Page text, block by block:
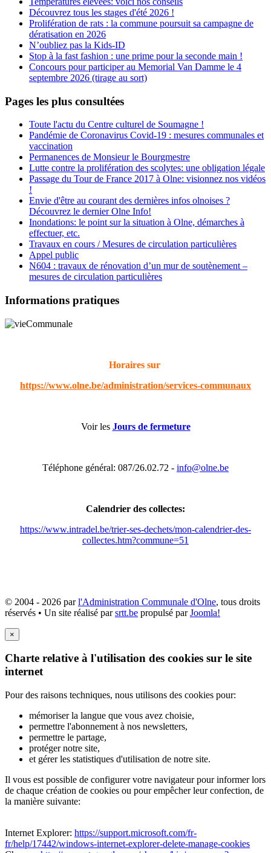
Découvrez tous les stages d'été 2026 !
Prolifération de rats : la commune poursuit sa campagne de
dératisation en 2026
N’oubliez pas la Kids-ID
Stop à la fast fashion : une prime pour la seconde main !
Concours pour participer au Memorial Van Damme le 4
septembre 2026 (tirage au sort)
Pages les plus consultées
Toute l'actu du Centre culturel de Soumagne !
Pandémie de Coronavirus Covid-19 : mesures communales et
vaccination
Permanences de Monsieur le Bourgmestre
Lutte contre la prolifération des scolytes: une obligation légale
Passage du Tour de France 2017 à Olne: visionnez nos vidéos
!
Envie d'être au courant des dernières infos olnoises ?
Découvrez le dernier Olne Info!
Inondations: le point sur la situation à Olne, démarches à
effectuer, etc.
Travaux en cours / Mesures de circulation particulières
Appel public
N604 : travaux de rénovation d’un mur de soutènement –
mesures de circulation particulières
Informations pratiques
Horaires sur
https://www.olne.be/administration/services-communaux
Voir les Jours de fermeture
Téléphone général: 087/26.02.72 - info@olne.be
Calendrier des collectes:
https://www.intradel.be/trier-ses-dechets/mon-calendrier-des-
collectes.htm?commune=51
© 2004 - 2026 parl'Administration Communale d'Olne, tous droits
réservés • Un site réalisé parsrtt.be propulsé parJoomla!
×
Charte relative à l'utilisation des cookies sur le site
internet
Pour des raisons techniques, nous utilisons des cookies pour:
mémoriser la langue que vous avez choisie,
permettre l'abonnement à nos newsletters,
permettre le partage,
protéger notre site,
et gérer les statistiques d'utilisation de notre site.
Il vous est possible de configurer votre navigateur pour informer lors
de chaque création de cookies ou pour empêcher leur confection, de
la manière suivante:
Internet Explorer: https://support.microsoft.com/fr-
fr/help/17442/windows-internet-explorer-delete-manage-cookies